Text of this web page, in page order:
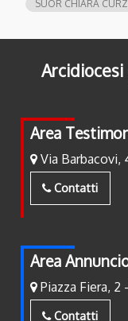
SUOR CHIARA
Arcidiocesi
Area
Via Barbacovi,
Contatti
Area
Piazza Fiera, 2
Contatti